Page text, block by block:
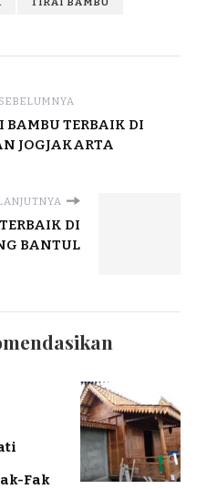
BAMBU TERBAIK DI
JOGJAKARTA
DI
BANTUL
Fak